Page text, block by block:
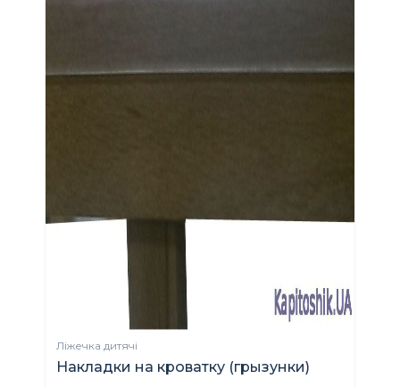
Ліжечка дитячі
Накладки на кроватку (грызунки)